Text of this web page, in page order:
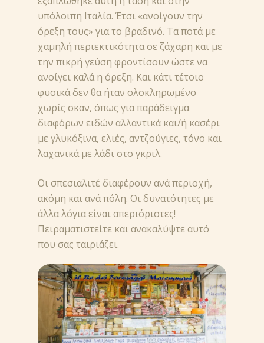
υπόλοιπη Ιταλία. Έτσι «ανοίγουν την
όρεξη τους» για το βραδινό. Τα ποτά με
χαμηλή περιεκτικότητα σε ζάχαρη και με
την πικρή γεύση φροντίσουν ώστε να
ανοίγει καλά η όρεξη. Και κάτι τέτοιο
φυσικά δεν θα ήταν ολοκληρωμένο
χωρίς σκαν, όπως για παράδειγμα
διαφόρων ειδών αλλαντικά και/ή κασέρι
με γλυκόξινα, ελιές, αντζούγιες, τόνο και
λαχανικά με λάδι στο γκριλ.
Οι σπεσιαλιτέ διαφέρουν ανά περιοχή,
ακόμη και ανά πόλη. Οι δυνατότητες με
άλλα λόγια είναι απεριόριστες!
Πειραματιστείτε και ανακαλύψτε αυτό
που σας ταιριάζει.
ΝΕΑ
ΣΥΝΤΑΓΕΣ
ΠΡΟΪΟΝΤΑ
ΣΧΕΤΙΚΑ ΜΕ ΜΑΣ
ΜΥΣΤΙΚΑ
ΣΗΜΕΙΑ
GR
DE (DE)
EN